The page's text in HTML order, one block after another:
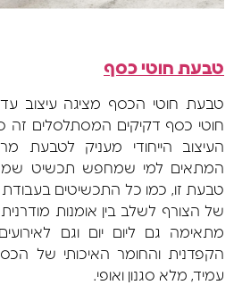
טבעת חוטי כסף
טבעת חוטי הכסף מציגה עיצוב
חוטי כסף דקיקים המסתלסלים זה
העיצוב הייחודי מעניק לטבעת
המתאים למי שמחפש תכשיט
טבעת זו, כמו כל התכשיטים
של הצורף לשלב בין אומנות
מתאימה גם ליום יום וגם
עמיד, מלא סגנון ואופי.